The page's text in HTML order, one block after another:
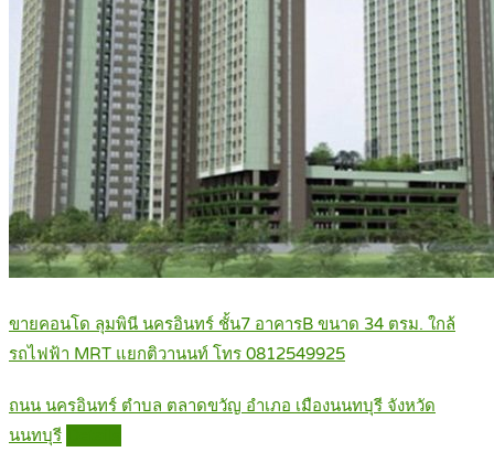
ขายคอนโด ลุมพินี นครอินทร์ ชั้น7 อาคารB ขนาด 34 ตรม. ใกล้
รถไฟฟ้า MRT แยกติวานนท์ โทร 0812549925
ถนน นครอินทร์ ตำบล ตลาดขวัญ อำเภอ เมืองนนทบุรี จังหวัด
นนทบุรี